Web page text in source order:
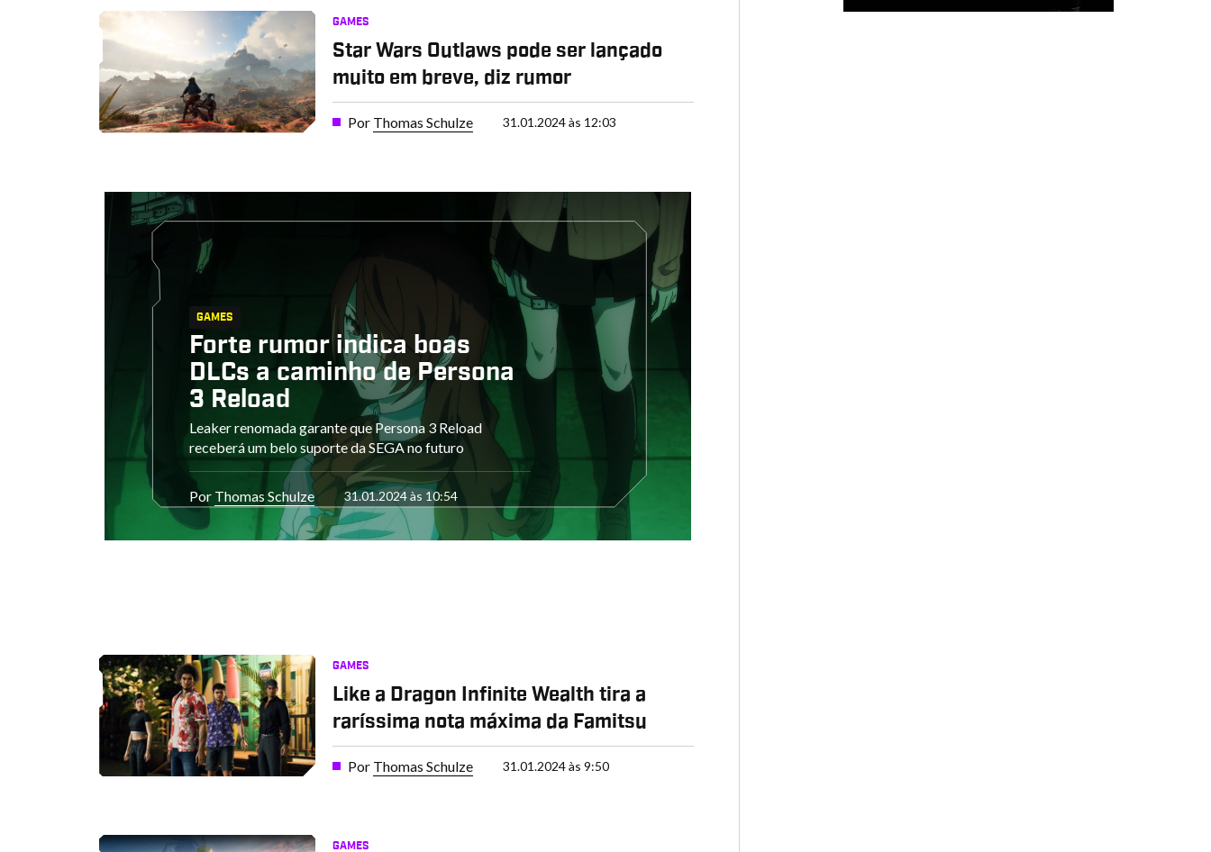
GAMES
Star Wars Outlaws pode ser lançado
muito em breve, diz rumor
Por Thomas Schulze 31.01.2024 às 12:03
GAMES
Forte rumor indica boas
DLCs a caminho de Persona
3 Reload
Leaker renomada garante que Persona 3 Reload
receberá um belo suporte da SEGA no futuro
Por Thomas Schulze 31.01.2024 às 10:54
GAMES
Like a Dragon Infinite Wealth tira a
raríssima nota máxima da Famitsu
Por Thomas Schulze 31.01.2024 às 9:50
GAMES